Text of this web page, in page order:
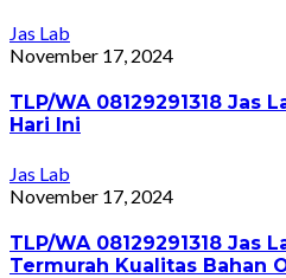
Jas Lab
November 17, 2024
TLP/WA 08129291318 Jas
Hari Ini
Jas Lab
November 17, 2024
TLP/WA 08129291318 Jas
Termurah Kualitas Bahan